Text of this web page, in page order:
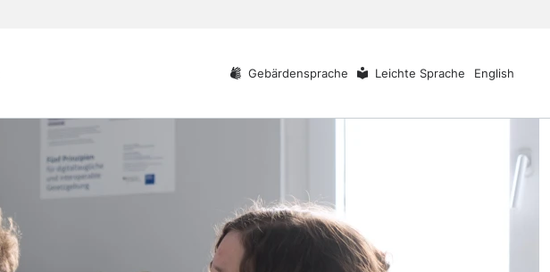
Gebärdensprache Leichte Sprache English